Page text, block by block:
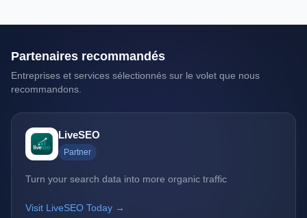
Partenaires recommandés
Entreprises et services sélectionnés sur le volet que nous
recommandons.
LiveSEO
Partner
Turn your search data into more organic traffic
Visit LiveSEO Today →